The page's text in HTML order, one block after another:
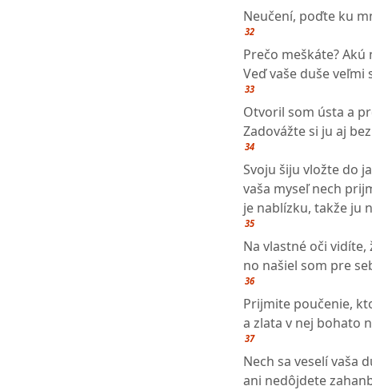
Neučení, poďte ku
32
Prečo meškáte?
Veď vaše duše veľmi
33
Otvoril som ústa a
Zadovážte si ju aj
34
Svoju šiju vložte do
vaša myseľ nech
je nablízku, takže ju
35
Na vlastné oči vidíte,
no našiel som pre
36
Prijmite poučenie,
a zlata v nej bohato
37
Nech sa veselí vaša
ani nedôjdete